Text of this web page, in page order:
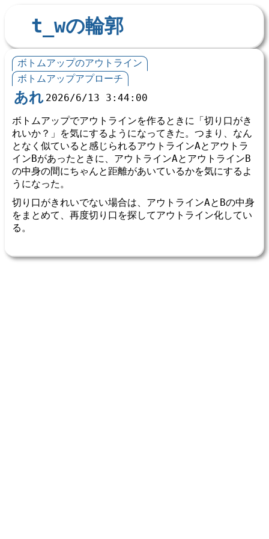
t_wの輪郭
ボトムアップのアウトライン
ボトムアップアプローチ
あれ 2026/6/13 3:44:00
ボトムアップでアウトラインを作るときに「切り口がき
れいか？」を気にするようになってきた。つまり、なん
となく似ていると感じられるアウトラインAとアウトラ
インBがあったときに、アウトラインAとアウトラインB
の中身の間にちゃんと距離があいているかを気にするよ
うになった。
切り口がきれいでない場合は、アウトラインAとBの中身
をまとめて、再度切り口を探してアウトライン化してい
る。